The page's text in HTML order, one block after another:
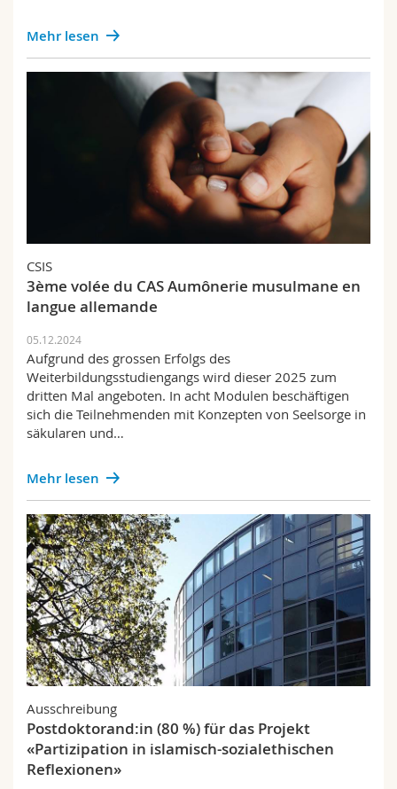
Mehr lesen
CSIS
3ème volée du CAS Aumônerie musulmane en
langue allemande
05.12.2024
Aufgrund des grossen Erfolgs des
Weiterbildungsstudiengangs wird dieser 2025 zum
dritten Mal angeboten. In acht Modulen beschäftigen
sich die Teilnehmenden mit Konzepten von Seelsorge in
säkularen und…
Mehr lesen
Ausschreibung
Postdoktorand:in (80 %) für das Projekt
«Partizipation in islamisch-sozialethischen
Reflexionen»